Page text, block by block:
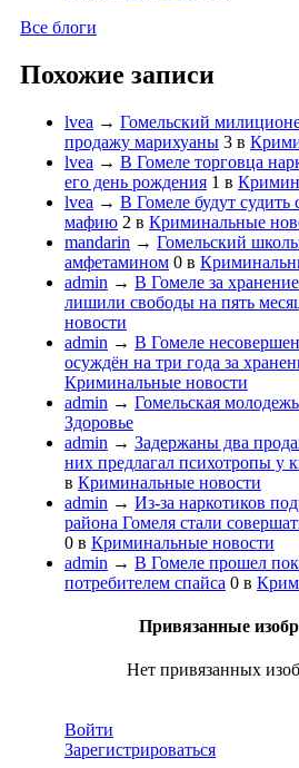
Все блоги
Похожие записи
lvea → Гомельский
продажу марихуаны 3 в
lvea → В Гомеле торговца
его день рождения 1 в
lvea → В Гомеле будут судить
мафию 2 в Криминальные
mandarin → Гомельский
амфетамином 0 в
admin → В Гомеле за
лишили свободы на пять
новости
admin → В Гомеле
осуждён на три года за
Криминальные новости
admin → Гомельская
Здоровье
admin → Задержаны два
них предлагал психотропы у
в Криминальные новости
admin → Из-за наркотиков
района Гомеля стали
0 в Криминальные новости
admin → В Гомеле прошел
потребителем спайса 0 в
Привязанные
Нет привязанных
Войти
Зарегистрироваться